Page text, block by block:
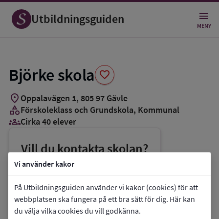
Vi använder kakor
På Utbildningsguiden använder vi kakor (cookies) för att
webbplatsen ska fungera på ett bra sätt för dig. Här kan
du välja vilka cookies du vill godkänna.
Utbildningsguiden MENY
Björke skola favorite
Spara
som
favorit
location_on Oppalavägen 1, 80597 Gävle
categoryFörskoleklass och Grundskola, Kommunal
groups_3Cirka 40 elever
Vill du kontakta skolan?
phoneTelefon:026-179814
E-post: utbildning@gavle.se
link Webbplats:Björke skola